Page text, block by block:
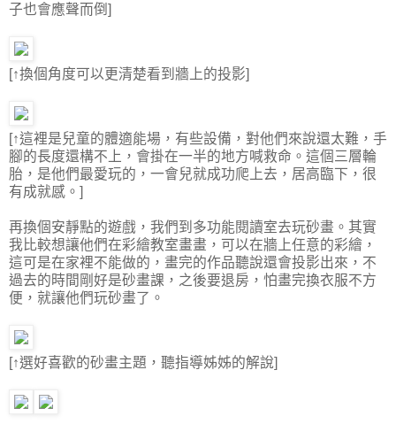
子也會應聲而倒]
[↑換個角度可以更清楚看到牆上的投影]
[↑這裡是兒童的體適能場，有些設備，對他們來說還太難，手
腳的長度還構不上，會掛在一半的地方喊救命。這個三層輪
胎，是他們最愛玩的，一會兒就成功爬上去，居高臨下，很
有成就感。]
再換個安靜點的遊戲，我們到多功能閱讀室去玩砂畫。其實
我比較想讓他們在彩繪教室畫畫，可以在牆上任意的彩繪，
這可是在家裡不能做的，畫完的作品聽說還會投影出來，不
過去的時間剛好是砂畫課，之後要退房，怕畫完換衣服不方
便，就讓他們玩砂畫了。
[↑選好喜歡的砂畫主題，聽指導姊姊的解說]